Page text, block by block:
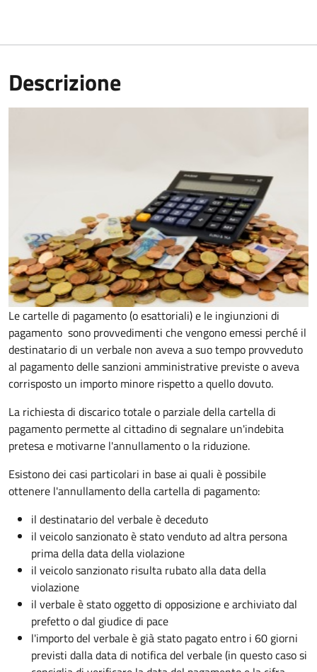
Descrizione
Le cartelle di pagamento (o esattoriali) e le ingiunzioni di
pagamento sono provvedimenti che vengono emessi perché il
destinatario di un verbale non aveva a suo tempo provveduto
al pagamento delle sanzioni amministrative previste o aveva
corrisposto un importo minore rispetto a quello dovuto.
La richiesta di discarico totale o parziale della cartella di
pagamento permette al cittadino di segnalare un'indebita
pretesa e motivarne l'annullamento o la riduzione.
Esistono dei casi particolari in base ai quali è possibile
ottenere l'annullamento della cartella di pagamento:
il destinatario del verbale è deceduto
il veicolo sanzionato è stato venduto ad altra persona
prima della data della violazione
il veicolo sanzionato risulta rubato alla data della
violazione
il verbale è stato oggetto di opposizione e archiviato dal
prefetto o dal giudice di pace
l'importo del verbale è già stato pagato entro i 60 giorni
previsti dalla data di notifica del verbale (in questo caso si